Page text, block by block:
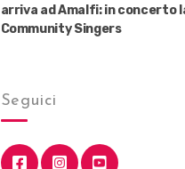
arriva ad Amalfi: in concerto
Community Singers
Seguici